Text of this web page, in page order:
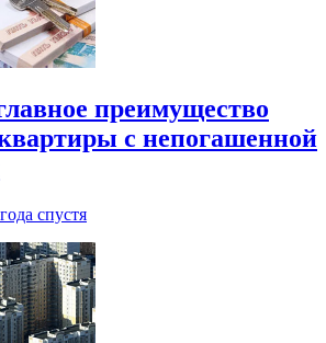
преимущество
с непогашенной
спустя